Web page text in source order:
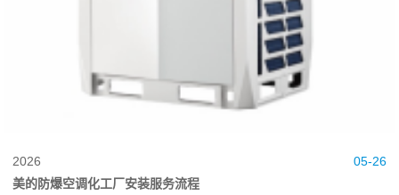
05-26
2026
美的防爆空调化工厂安装服务流程